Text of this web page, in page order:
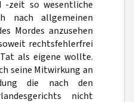
-zeit so wesentliche
nach allgemeinen
Mordes anzusehen
rechtsfehlerfrei
als eigene wollte.
seine Mitwirkung an
die nach den
nicht